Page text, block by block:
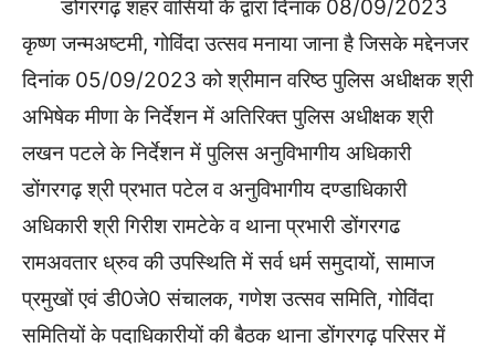
डोंगरगढ़ शहर वासियो के द्वारा दिनांक 08/09/2023
कृष्ण जन्मअष्टमी, गोविंदा उत्सव मनाया जाना है जिसके मद्देनजर
दिनांक 05/09/2023 को श्रीमान वरिष्ठ पुलिस अधीक्षक श्री
अभिषेक मीणा के निर्देशन में अतिरिक्त पुलिस अधीक्षक श्री
लखन पटले के निर्देशन में पुलिस अनुविभागीय अधिकारी
डोंगरगढ़ श्री प्रभात पटेल व अनुविभागीय दण्डाधिकारी
अधिकारी श्री गिरीश रामटेके व थाना प्रभारी डोंगरगढ
रामअवतार ध्रुव की उपस्थिति में सर्व धर्म समुदायों, सामाज
प्रमुखों एवं डी0जे0 संचालक, गणेश उत्सव समिति, गोविंदा
समितियों के पदाधिकारीयों की बैठक थाना डोंगरगढ़ परिसर में